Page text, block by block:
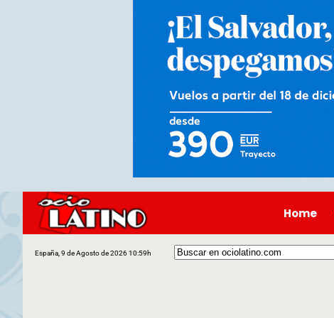
Home
España, 9 de Agosto de 2026 10:59h